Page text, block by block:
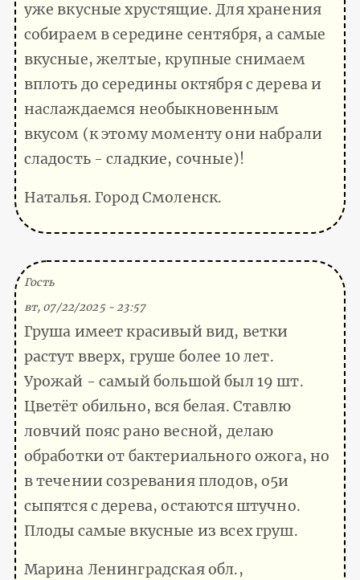
уже вкусные хрустящие. Для хранения
собираем в середине сентября, а самые
вкусные, желтые, крупные снимаем
вплоть до середины октября с дерева и
наслаждаемся необыкновенным
вкусом (к этому моменту они набрали
сладость - сладкие, сочные)!
Наталья. Город Смоленск.
Гость
вт, 07/22/2025 - 23:57
Груша имеет красивый вид, ветки
растут вверх, груше более 10 лет.
Урожай - самый большой был 19 шт.
Цветёт обильно, вся белая. Ставлю
ловчий пояс рано весной, делаю
обработки от бактериального ожога, но
в течении созревания плодов, о5и
сыпятся с дерева, остаются штучно.
Плоды самые вкусные из всех груш.
Марина Ленинградская обл.,